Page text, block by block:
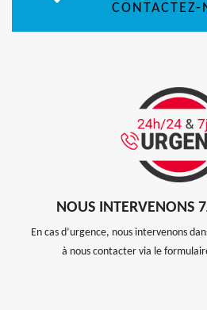
CONTACTEZ-
NOUS INTERVENONS
En cas d’urgence, nous intervenons
à nous contacter via le